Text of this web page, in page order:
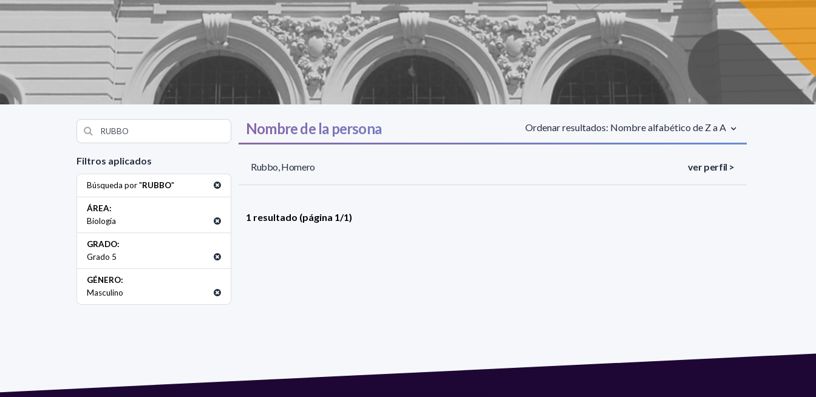
Filtros aplicados
Búsqueda por "RUBBO"
ÁREA:
Biología
GRADO:
Grado 5
GÉNERO:
Masculino
Nombre de la persona Ordenar resultados: Nombre alfabético de Z a A
Rubbo, Homero ver perfil >
1 resultado (página 1/1)